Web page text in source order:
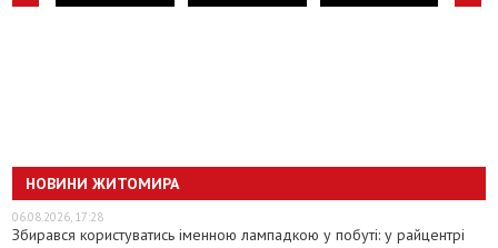
НОВИНИ ЖИТОМИРА
06.08.2026, 17:28
Збирався користуватись іменною лампадкою у побуті: у райцентрі